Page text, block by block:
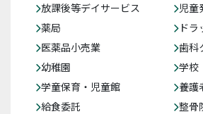
放課後等デイサービス
児童
薬局
ド
医薬品小売業
歯科
幼稚園
学校
学童保育・児童館
養護
給食委託
整骨